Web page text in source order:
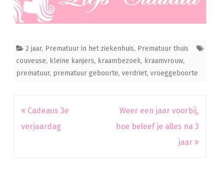
2 jaar, Prematuur in het ziekenhuis, Prematuur thuis
couveuse, kleine kanjers, kraambezoek, kraamvrouw,
prematuur, prematuur geboorte, verdriet, vroeggeboorte
Bericht
navigatie
Cadeaus 3e
verjaardag
Weer een jaar voorbij,
hoe beleef je alles na 3
jaar